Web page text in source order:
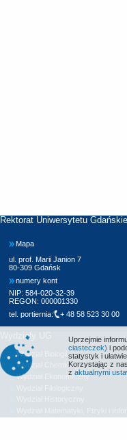
Rektorat Uniwersytetu
Mapa
ul. prof. Marii Janion 7
80-309 Gdańsk
numery kont
NIP: 584-020-32-39
REGON: 000001330
tel. portiernia:
+ 48 58 523 30 00
Wydziały UG
Wydział Biologii
Wydział Chemii
Wydział Ekonomiczny
Uprzejmie
ciasteczek) i
statystyk i
Korzystając z
z aktualnymi